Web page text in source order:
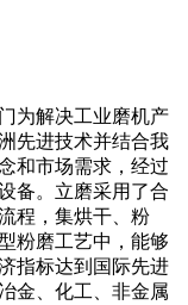
为解决工业磨机产
先进技术并结合我
和市场需求，经过
备。立磨采用了合
程，集烘干、粉
粉磨工艺中，能够
指标达到国际先进
金、化工、非金属